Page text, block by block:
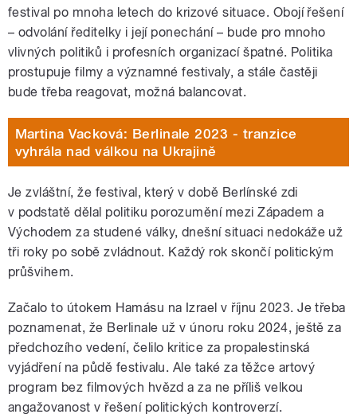
festival po mnoha letech do krizové situace. Obojí řešení
– odvolání ředitelky i její ponechání – bude pro mnoho
vlivných politiků i profesních organizací špatné. Politika
prostupuje filmy a významné festivaly, a stále častěji
bude třeba reagovat, možná balancovat.
Martina Vacková: Berlinale 2023 - tranzice
vyhrála nad válkou na Ukrajině
Je zvláštní, že festival, který v době Berlínské zdi
v podstatě dělal politiku porozumění mezi Západem a
Východem za studené války, dnešní situaci nedokáže už
tři roky po sobě zvládnout. Každý rok skončí politickým
průšvihem.
Začalo to útokem Hamásu na Izrael v říjnu 2023. Je třeba
poznamenat, že Berlinale už v únoru roku 2024, ještě za
předchozího vedení, čelilo kritice za propalestinská
vyjádření na půdě festivalu. Ale také za těžce artový
program bez filmových hvězd a za ne příliš velkou
angažovanost v řešení politických kontroverzí.